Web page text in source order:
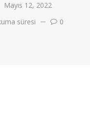
Mayıs 12, 2022
süresi
0